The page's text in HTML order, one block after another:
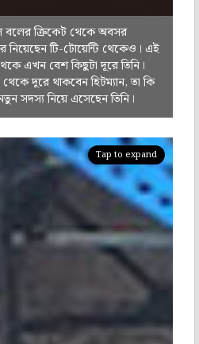
বলের ক্রিকেট থেকে অবসর
নিয়েছেন টি-টোয়েন্টি থেকেও। এই
এখন বেশ কিছুটা দূরে তিনি।
দূরে থাকবেন হিটম্যান, তা কি
সদস্য নিয়ে এসেছেন তিনি।
Tap to expand